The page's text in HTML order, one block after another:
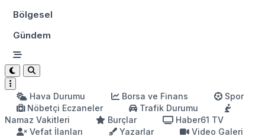
Bölgesel
Gündem
Hava Durumu Borsa ve Finans
Spor
Nöbetçi Eczaneler
Trafik Durumu
Namaz Vakitleri
Burçlar
Haber61 TV
Vefat İlanları
Yazarlar
Video Galeri